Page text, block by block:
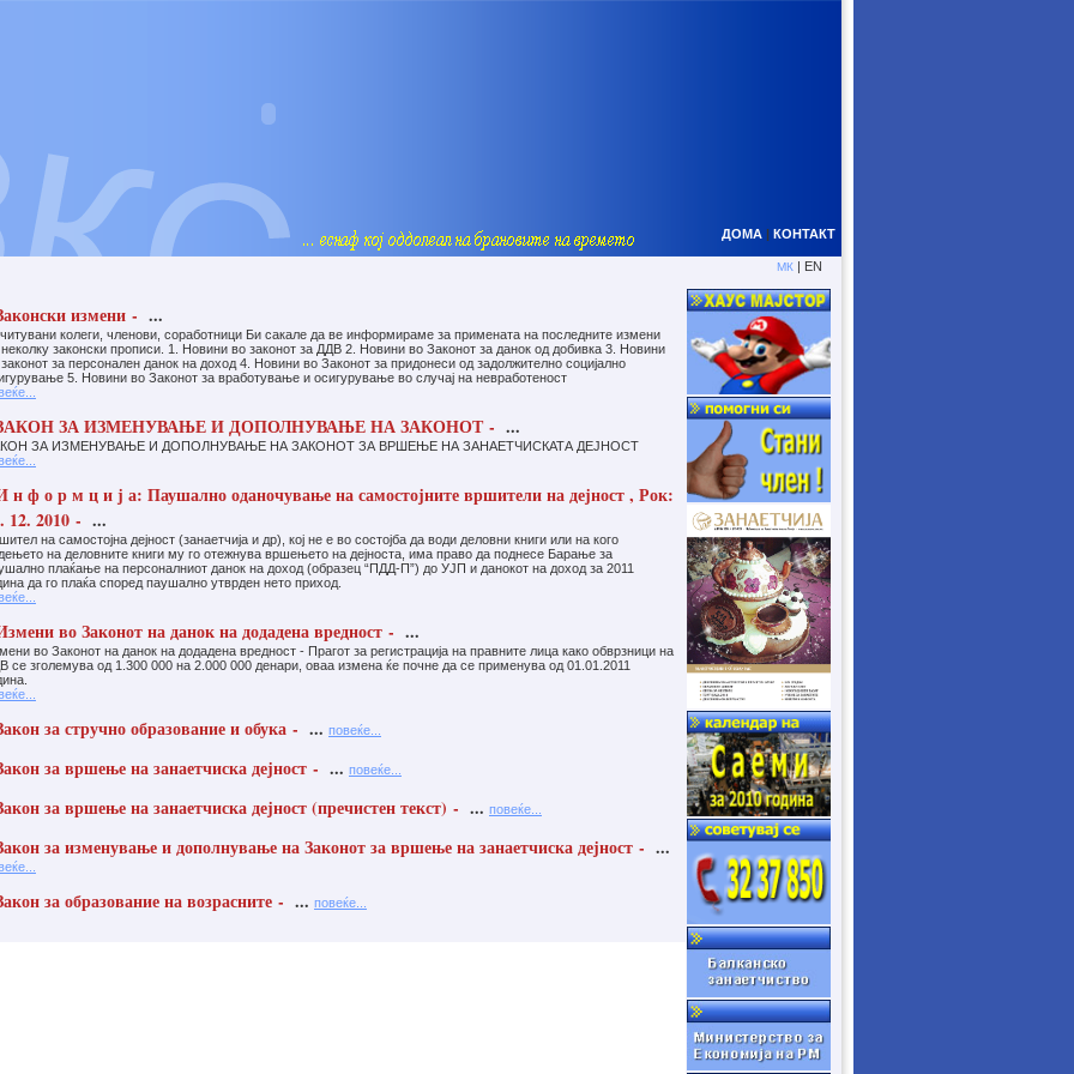
ДОМА | КОНТАКТ
МК | EN
измени - ...
колеги, членови, соработници Би сакале да ве информираме за примената на последните измени
законски прописи. 1. Новини во законот за ДДВ 2. Новини во Законот за данок од добивка 3. Новини
за персонален данок на доход 4. Новини во Законот за придонеси од задолжително социјално
5. Новини во Законот за вработување и осигурување во случај на невработеност
ЗА ИЗМЕНУВАЊЕ И ДОПОЛНУВАЊЕ НА ЗАКОНОТ - ...
ЗА ИЗМЕНУВАЊЕ И ДОПОЛНУВАЊЕ НА ЗАКОНОТ ЗА ВРШЕЊЕ НА ЗАНАЕТЧИСКАТА ДЕЈНОСТ
н ф о р м ц и ј а: Паушално оданочување на самостојните вршители на дејност , Рок:
12. 2010 - ...
на самостојна дејност (занаетчија и др), кој не е во состојба да води деловни книги или на кого
на деловните книги му го отежнува вршењето на дејноста, има право да поднесе Барање за
плаќање на персоналниот данок на доход (образец “ПДД-П”) до УЈП и данокот на доход за 2011
да го плаќа според паушално утврден нето приход.
во Законот на данок на додадена вредност - ...
во Законот на данок на додадена вредност - Прагот за регистрација на правните лица како обврзници на
се зголемува од 1.300 000 на 2.000 000 денари, оваа измена ќе почне да се применува од 01.01.2011
за стручно образование и обука - ... повеќе...
за вршење на занаетчиска дејност - ... повеќе...
за вршење на занаетчиска дејност (пречистен текст) - ... повеќе...
за изменување и дополнување на Законот за вршење на занаетчиска дејност - ...
за образование на возрасните - ... повеќе...